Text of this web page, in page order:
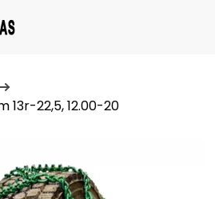
13r-22,5, 12.00-20